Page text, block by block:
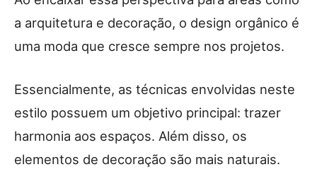
a arquitetura e decoração, o design orgânico é
uma moda que cresce sempre nos projetos.
Essencialmente, as técnicas envolvidas neste
estilo possuem um objetivo principal: trazer
harmonia aos espaços. Além disso, os
elementos de decoração são mais naturais.